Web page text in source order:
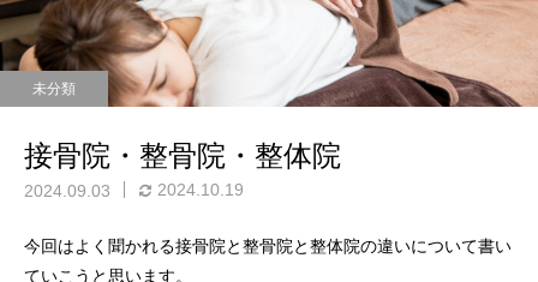
膝痛 肘・関節
未分類
接骨院・整骨院・整体院
2024.09.03 2024.10.19
今回はよく聞かれる接骨院と整骨院と整体院の違いについて書い
ていこうと思います。